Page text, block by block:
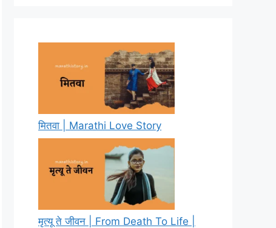
मितवा | Marathi Love Story
मृत्यू ते जीवन | From Death To Life |